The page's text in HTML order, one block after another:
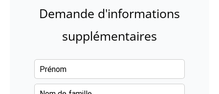
Demande d'informations
supplémentaires